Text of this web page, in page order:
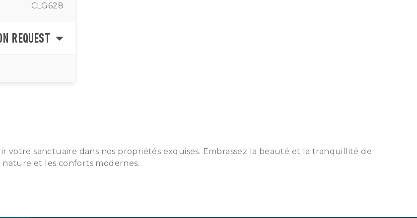
CLG628
REQUEST
votre sanctuaire dans nos propriétés exquises. Embrassez la beauté et la tranquillité de
nature et les conforts modernes.